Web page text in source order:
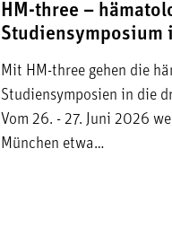
HM-three –
Studiensymposium
Mit HM-three gehen die
Studiensymposien in die
Vom 26. - 27. Juni 2026
München etwa…